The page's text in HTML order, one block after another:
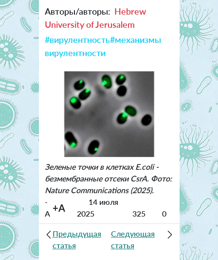
Авторы/авторы: Hebrew
University of Jerusalem
#вирулентность#механизмы
вирулентности
Зеленые точки в клетках E.coli -
безмембранные отсеки CsrA. Фото:
Nature Communications (2025).
-
A +A
14 июля
2025
325 0
Предыдущая
статья
Следующая
статья